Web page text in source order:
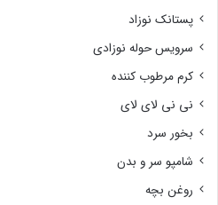
پستانک نوزاد
سرویس حوله نوزادی
کرم مرطوب کننده
نی نی لای لای
بخور سرد
شامپو سر و بدن
روغن بچه